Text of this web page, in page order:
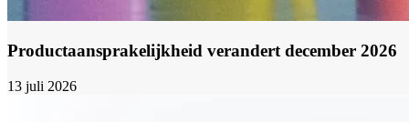
Productaansprakelijkheid verandert december 2026
13 juli 2026